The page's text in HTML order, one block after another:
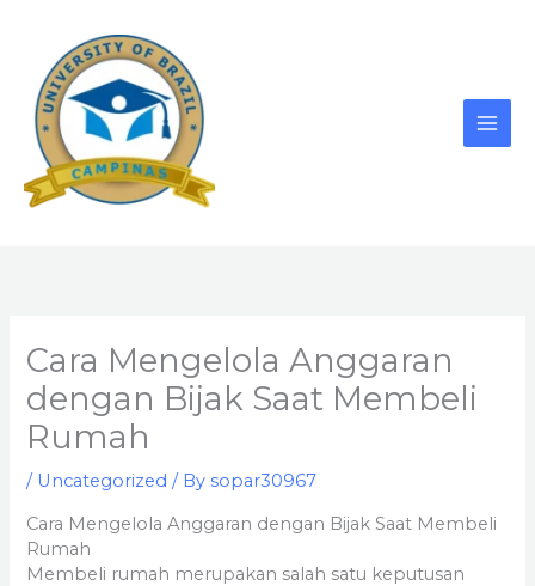
content
Cara Mengelola Anggaran
dengan Bijak Saat Membeli
Rumah
/ Uncategorized / Bysopar30967
Cara Mengelola Anggaran dengan Bijak Saat Membeli
Rumah
Membeli rumah merupakan salah satu keputusan